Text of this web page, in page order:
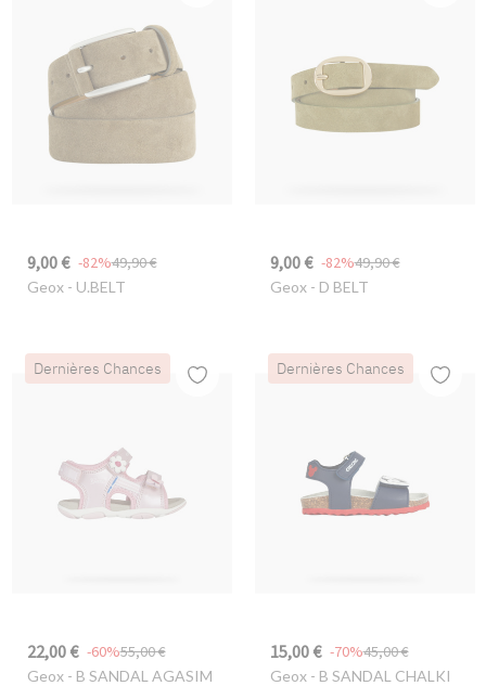
9,00 € 49,90 €
-82%
Geox- U.BELT
9,00 € 49,90 €
-82%
Geox- D BELT
Dernières Chances
22,00 € 55,00 €
-60%
Geox- B SANDAL AGASIM
Dernières Chances
15,00 € 45,00 €
-70%
Geox- B SANDAL CHALKI